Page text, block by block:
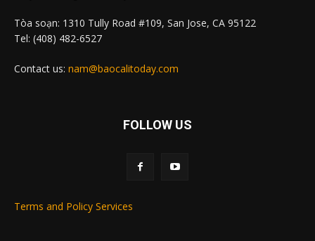
Tòa soạn: 1310 Tully Road #109, San Jose, CA 95122
Tel: (408) 482-6527
Contact us: nam@baocalitoday.com
FOLLOW US
Terms and Policy Services